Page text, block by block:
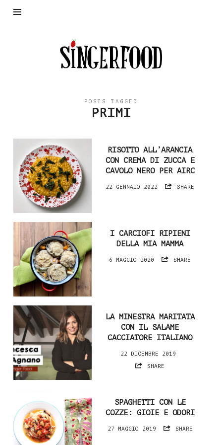
SingerFood
POSTS TAGGED
PRIMI
RISOTTO ALL’ARANCIA
CON CREMA DI ZUCCA E
CAVOLO NERO PER AIRC
22 GENNAIO 2022 SHARE
I CARCIOFI RIPIENI
DELLA MIA MAMMA
6 MAGGIO 2020 SHARE
LA MINESTRA MARITATA
CON IL SALAME
CACCIATORE ITALIANO
22 DICEMBRE 2019
SHARE
SPAGHETTI CON LE
COZZE: GIOIE E ODORI
27 MAGGIO 2019 SHARE